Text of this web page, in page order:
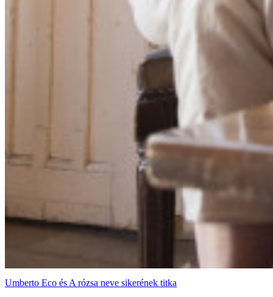
Umberto Eco és A rózsa neve sikerének titka